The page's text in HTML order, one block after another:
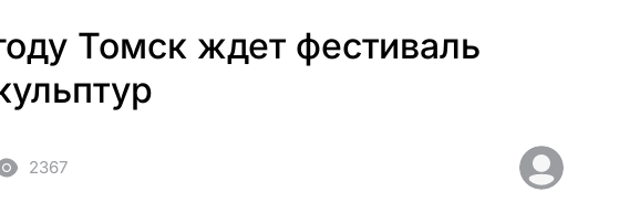
Томск ждет фестиваль
2367